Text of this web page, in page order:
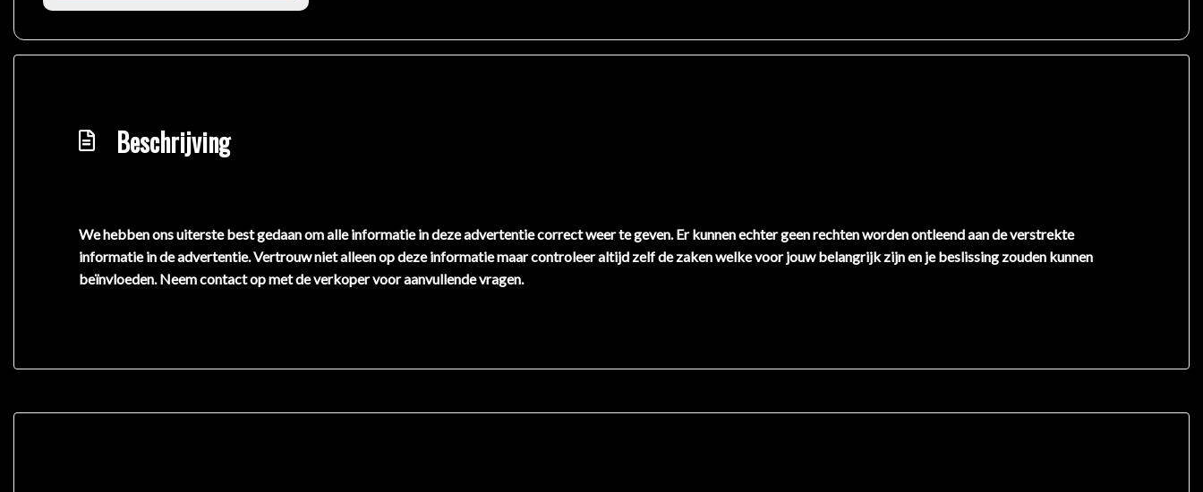
Beschrijving
We hebben ons uiterste best gedaan om alle informatie in deze advertentie correct weer te geven. Er kunnen echter geen rechten worden ontleend aan de verstrekte
informatie in de advertentie. Vertrouw niet alleen op deze informatie maar controleer altijd zelf de zaken welke voor jouw belangrijk zijn en je beslissing zouden kunnen
beïnvloeden. Neem contact op met de verkoper voor aanvullende vragen.